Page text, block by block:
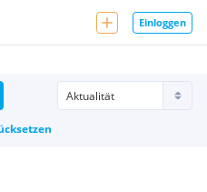
Einloggen